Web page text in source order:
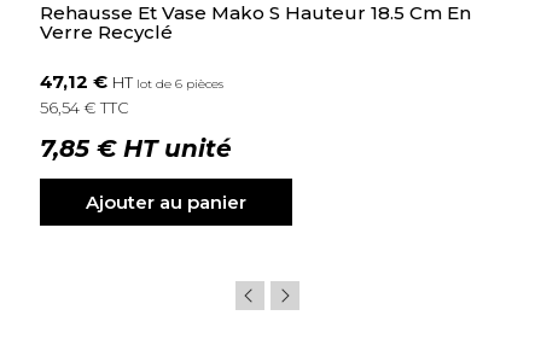
Rehausse Et Vase Mako S Hauteur 18.5 Cm En
Verre Recyclé
47,12 € HT lot de 6 pièces
56,54 € TTC
7,85 € HT unité
Ajouter au panier